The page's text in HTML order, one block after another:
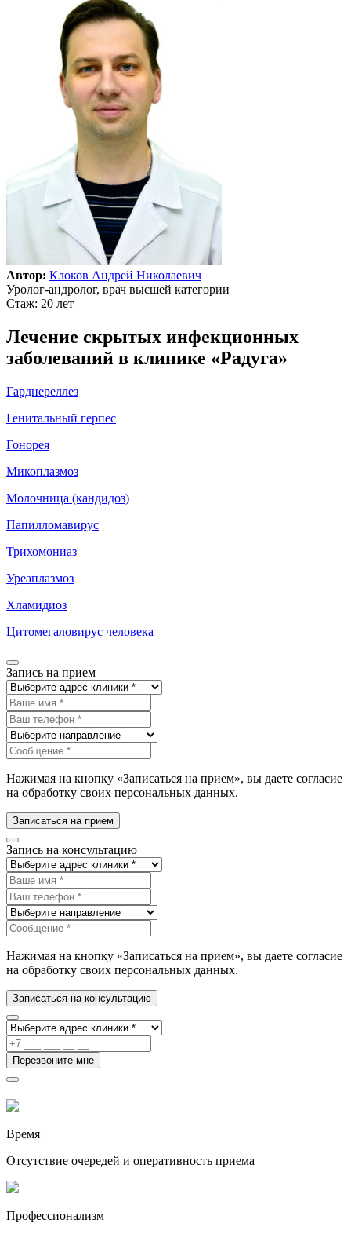
Автор: Клоков Андрей Николаевич
Уролог-андролог, врач высшей категории
Стаж: 20 лет
Лечение скрытых инфекционных
заболеваний в клинике «Радуга»
Гарднереллез
Генитальный герпес
Гонорея
Микоплазмоз
Молочница (кандидоз)
Папилломавирус
Трихомониаз
Уреаплазмоз
Хламидиоз
Цитомегаловирус человека
Запись на прием
Нажимая на кнопку «Записаться на прием», вы даете согласие
на обработку своих персональных данных.
Записаться на прием
Запись на консультацию
Нажимая на кнопку «Записаться на прием», вы даете согласие
на обработку своих персональных данных.
Записаться на консультацию
Перезвоните мне
Время
Отсутствие очередей и оперативность приема
Профессионализм